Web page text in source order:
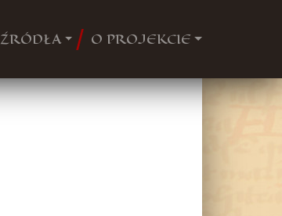
ŹRÓDŁA O PROJEKCIE